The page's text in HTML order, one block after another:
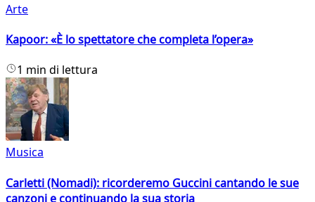
Arte
Kapoor: «È lo spettatore che completa l’opera»
1 min di lettura
Musica
Carletti (Nomadi): ricorderemo Guccini cantando le sue
canzoni e continuando la sua storia